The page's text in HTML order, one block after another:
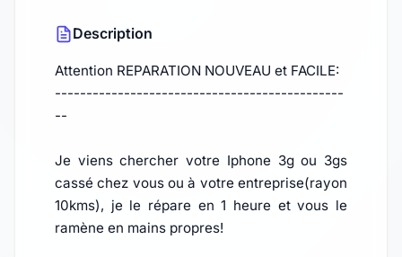
Description
Attention REPARATION NOUVEAU et FACILE:
----------------------------------------------
--
Je viens chercher votre Iphone 3g ou 3gs
cassé chez vous ou à votre entreprise(rayon
10kms), je le répare en 1 heure et vous le
ramène en mains propres!